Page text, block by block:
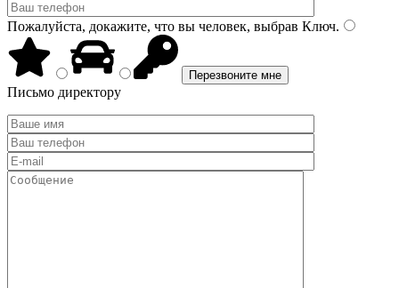
Пожалуйста, докажите, что вы человек, выбрав Ключ.
Письмо директору